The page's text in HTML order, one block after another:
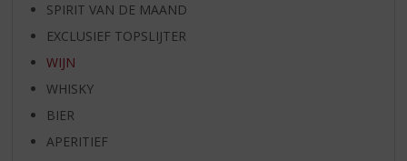
SPIRIT VAN DE MAAND
EXCLUSIEF TOPSLIJTER
WIJN
WHISKY
BIER
APERITIEF